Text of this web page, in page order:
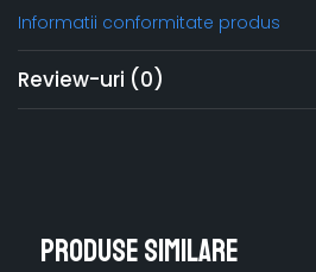
Informatii conformitate produs
Review-uri (0)
Produse similare